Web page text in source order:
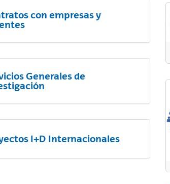
con empresas y
Generales de
I+D Internacionales